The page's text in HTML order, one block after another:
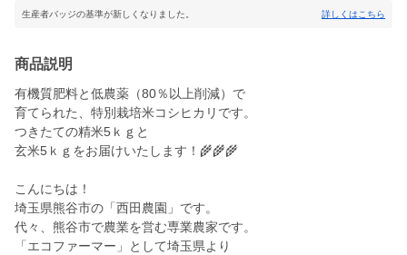
生産者バッジの基準が新しくなりました。 詳しくはこちら
商品説明
有機質肥料と低農薬（80％以上削減）で
育てられた、特別栽培米コシヒカリです。
つきたての精米5ｋｇと
玄米5ｋｇをお届けいたします！🌾🌾🌾
こんにちは！
埼玉県熊谷市の「西田農園」です。
代々、熊谷市で農業を営む専業農家です。
「エコファーマー」として埼玉県より